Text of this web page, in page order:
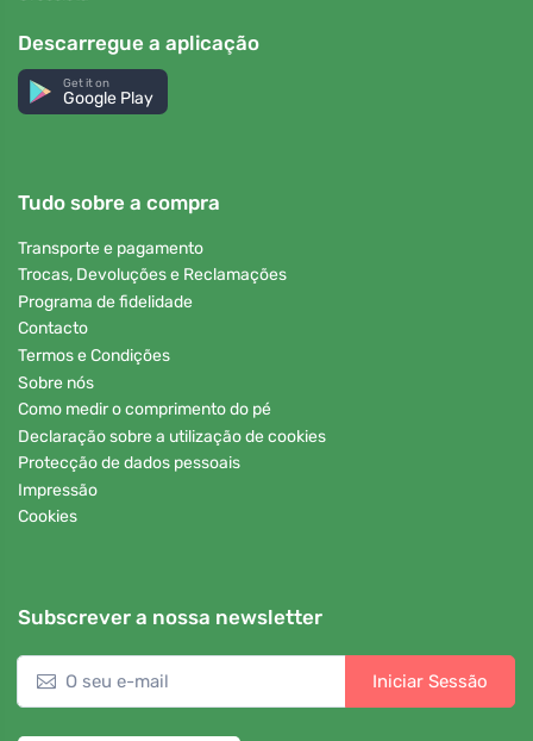
Descarregue a aplicação
Get it on
Google Play
Tudo sobre a compra
Transporte e pagamento
Trocas, Devoluções e Reclamações
Programa de fidelidade
Contacto
Termos e Condições
Sobre nós
Como medir o comprimento do pé
Declaração sobre a utilização de cookies
Protecção de dados pessoais
Impressão
Cookies
Subscrever a nossa newsletter
Iniciar Sessão